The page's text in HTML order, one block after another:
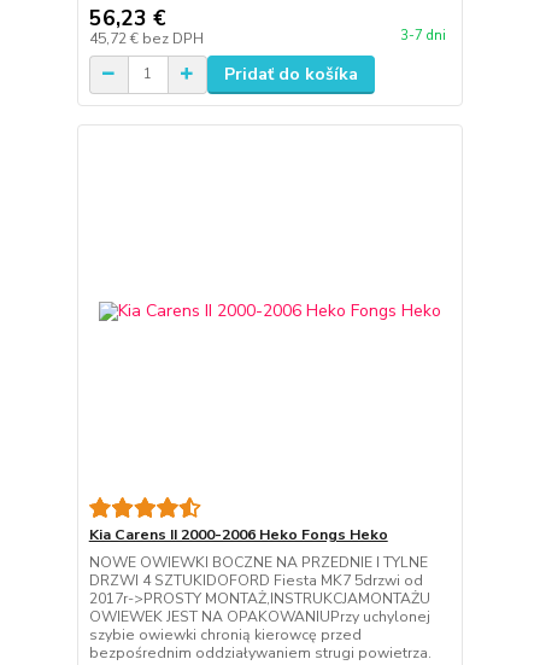
56,23 €
45,72 € bez DPH 3-7 dni
Pridať do košíka
Kia Carens II 2000-2006 Heko Fongs Heko
NOWE OWIEWKI BOCZNE NA PRZEDNIE I TYLNE
DRZWI 4 SZTUKIDOFORD Fiesta MK7 5drzwi od
2017r->PROSTY MONTAŻ,INSTRUKCJAMONTAŻU
OWIEWEK JEST NA OPAKOWANIUPrzy uchylonej
szybie owiewki chronią kierowcę przed
bezpośrednim oddziaływaniem strugi powietrza.